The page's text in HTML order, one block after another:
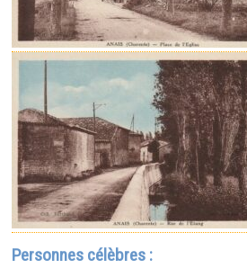
Personnes célèbres :